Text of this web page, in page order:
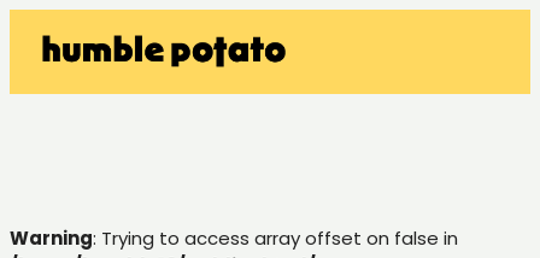
Warning: Trying to access array offset on false in